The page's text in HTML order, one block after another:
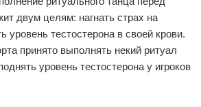
двум целям: нагнать страх на
уровень тестостерона в своей крови.
принято выполнять некий ритуал
уровень тестостерона у игроков